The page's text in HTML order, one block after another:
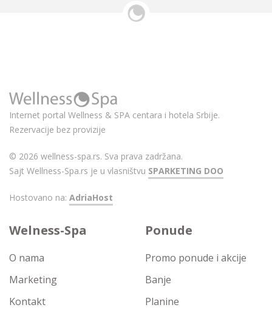
Internet portal Wellness & SPA centara i hotela Srbije.
Rezervacije bez provizije
© 2026 wellness-spa.rs. Sva prava zadržana.
Sajt Wellness-Spa.rs je u vlasništvu SPARKETING DOO
Hostovano na: AdriaHost
Welness-Spa
O nama
Marketing
Kontakt
Ponude
Promo ponude i akcije
Banje
Planine